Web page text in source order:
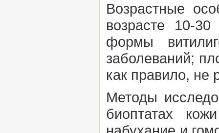
Возрастные
возрасте 10-
формы
заболеваний;
как правило, не
Методы
биоптатах